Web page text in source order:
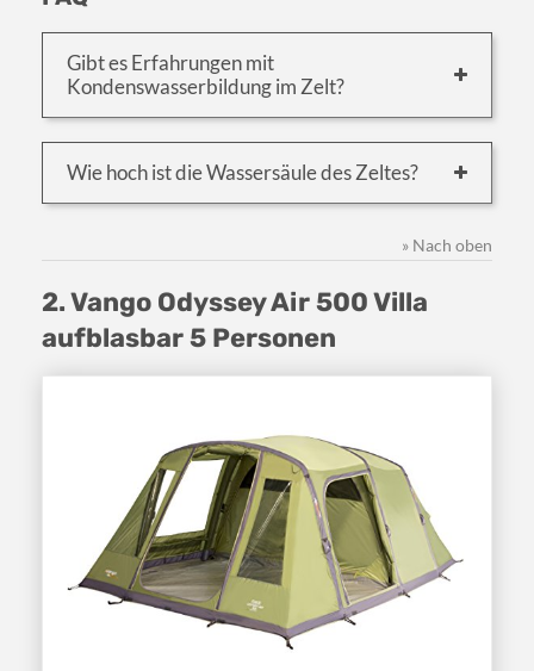
Gibt es Erfahrungen mit
Kondenswasserbildung im Zelt?
Wie hoch ist die Wassersäule des Zeltes?
» Nach oben
2. Vango Odyssey Air 500 Villa
aufblasbar 5 Personen